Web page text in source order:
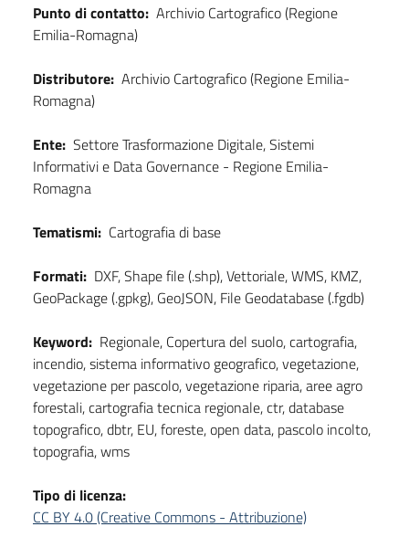
Punto di contatto: Archivio Cartografico (Regione
Emilia-Romagna)
Distributore: Archivio Cartografico (Regione Emilia-
Romagna)
Ente: Settore Trasformazione Digitale, Sistemi
Informativi e Data Governance - Regione Emilia-
Romagna
Tematismi: Cartografia di base
Formati: DXF, Shape file (.shp), Vettoriale, WMS, KMZ,
GeoPackage (.gpkg), GeoJSON, File Geodatabase (.fgdb)
Keyword: Regionale, Copertura del suolo, cartografia,
incendio, sistema informativo geografico, vegetazione,
vegetazione per pascolo, vegetazione riparia, aree agro
forestali, cartografia tecnica regionale, ctr, database
topografico, dbtr, EU, foreste, open data, pascolo incolto,
topografia, wms
Tipo di licenza:
CC BY 4.0 (Creative Commons - Attribuzione)